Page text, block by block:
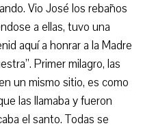
Vio José los rebaños
a ellas, tuvo una
aquí a honrar a la Madre
Primer milagro, las
un mismo sitio, es como
las llamaba y fueron
el santo. Todas se